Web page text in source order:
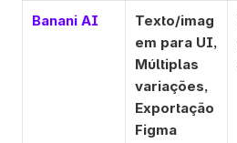
Banani AI
Texto/imag
em para UI,
Múltiplas
variações,
Exportação
Figma